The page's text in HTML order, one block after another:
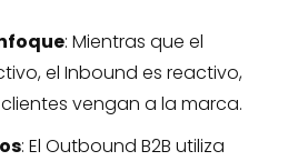
: Mientras que el
el Inbound es reactivo,
vengan a la marca.
: El Outbound B2B utiliza